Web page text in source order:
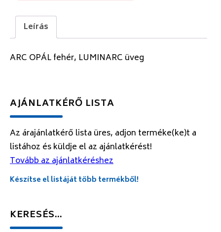
Leírás
ARC OPÁL fehér, LUMINARC üveg
AJÁNLATKÉRŐ LISTA
Az árajánlatkérő lista üres, adjon terméke(ke)t a
listához és küldje el az ajánlatkérést!
Tovább az ajánlatkéréshez
Készítse el listáját több termékből!
KERESÉS…